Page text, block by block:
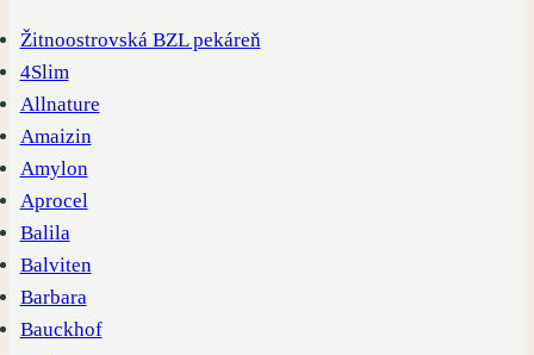
Žitnoostrovská BZL pekáreň
4Slim
Allnature
Amaizin
Amylon
Aprocel
Balila
Balviten
Barbara
Bauckhof